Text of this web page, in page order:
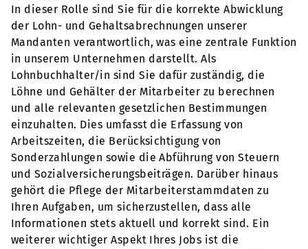
In dieser Rolle sind Sie für die korrekte Abwicklung
der Lohn- und Gehaltsabrechnungen unserer
Mandanten verantwortlich, was eine zentrale Funktion
in unserem Unternehmen darstellt. Als
Lohnbuchhalter/in sind Sie dafür zuständig, die
Löhne und Gehälter der Mitarbeiter zu berechnen
und alle relevanten gesetzlichen Bestimmungen
einzuhalten. Dies umfasst die Erfassung von
Arbeitszeiten, die Berücksichtigung von
Sonderzahlungen sowie die Abführung von Steuern
und Sozialversicherungsbeiträgen. Darüber hinaus
gehört die Pflege der Mitarbeiterstammdaten zu
Ihren Aufgaben, um sicherzustellen, dass alle
Informationen stets aktuell und korrekt sind. Ein
weiterer wichtiger Aspekt Ihres Jobs ist die